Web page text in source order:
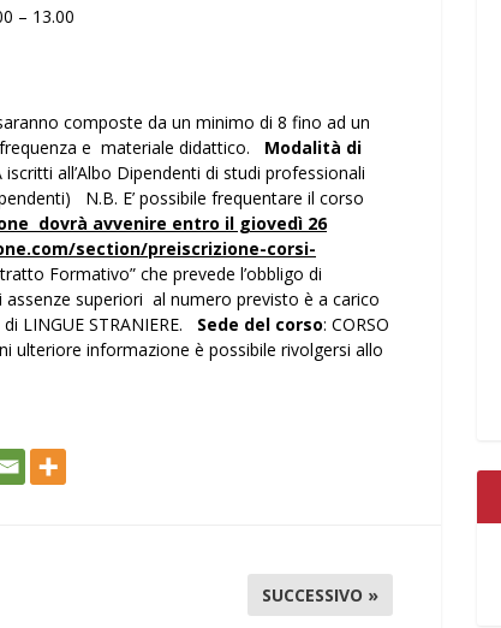
– 13.00
composte da un minimo di 8 fino ad un
e materiale didattico. Modalità di
all’Albo Dipendenti di studi professionali
N.B. E’ possibile frequentare il corso
dovrà avvenire entro il giovedì 26
section/preiscrizione-corsi-
Formativo” che prevede l’obbligo di
superiori al numero previsto è a carico
LINGUE STRANIERE. Sede del corso: CORSO
ulteriore informazione è possibile rivolgersi allo
SUCCESSIVO »